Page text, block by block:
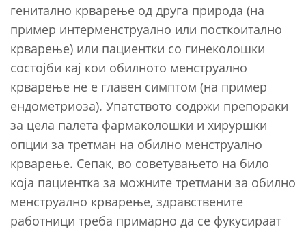
генитално крварење од друга природа (на
пример интерменструално или посткоитално
крварење) или пациентки со гинеколошки
состојби кај кои обилното менструално
крварење не е главен симптом (на пример
ендометриоза). Упатството содржи препораки
за цела палета фармаколошки и хируршки
опции за третман на обилно менструално
крварење. Сепак, во советувањето на било
која пациентка за можните третмани за обилно
менструално крварење, здравствените
работници треба примарно да се фукусираат